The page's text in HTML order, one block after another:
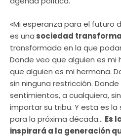
«Mi esperanza para el futuro
es una sociedad
transformada en la que
Donde veo que alguien es mi
que alguien es mi hermana.
sin ninguna restricción.
sentimientos, a cualquiera,
importar su tribu. Y esta es
para la próxima década… Es
inspirará a la generación